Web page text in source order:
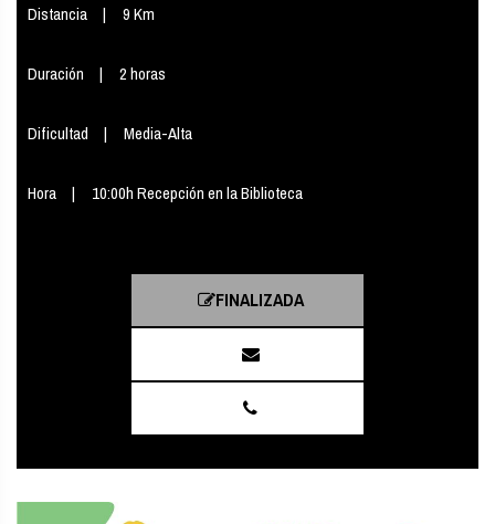
Distancia 9 Km
Duración 2 horas
Dificultad Media-Alta
Hora 10:00h Recepción en la Biblioteca
FINALIZADA